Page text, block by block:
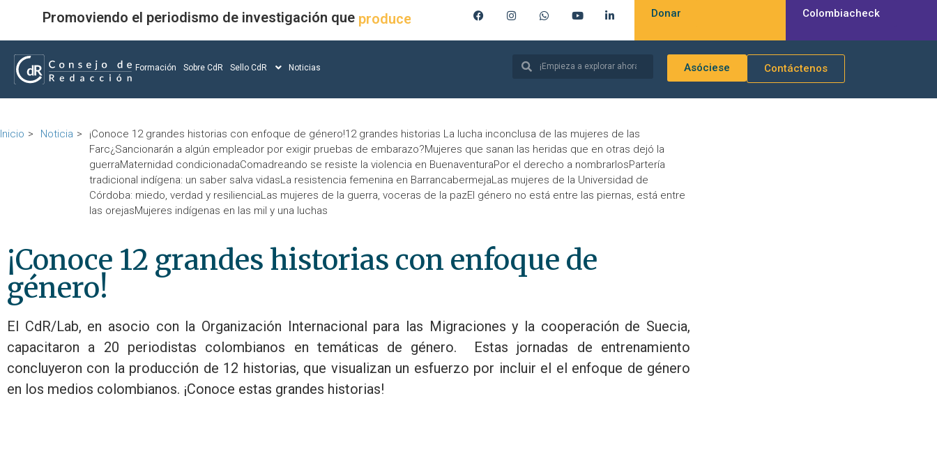
Promoviendo el periodismo de investigación que produce Donar Colombiacheck
Formación Sobre CdR Sello CdR Noticias Asóciese Contáctenos
Inicio Noticia
¡Conoce 12 grandes historias con enfoque de género!12 grandes historias La lucha inconclusa de las mujeres de las
Farc¿Sancionarán a algún empleador por exigir pruebas de embarazo?Mujeres que sanan las heridas que en otras dejó la
guerraMaternidad condicionadaComadreando se resiste la violencia en BuenaventuraPor el derecho a nombrarlosPartería
tradicional indígena: un saber salva vidasLa resistencia femenina en BarrancabermejaLas mujeres de la Universidad de
Córdoba: miedo, verdad y resilienciaLas mujeres de la guerra, voceras de la pazEl género no está entre las piernas, está entre
las orejasMujeres indígenas en las mil y una luchas
¡Conoce 12 grandes historias con enfoque de
género!
El CdR/Lab, en asocio con la Organización Internacional para las Migraciones y la cooperación de Suecia,
capacitaron a 20 periodistas colombianos en temáticas de género. Estas jornadas de entrenamiento
concluyeron con la producción de 12 historias, que visualizan un esfuerzo por incluir el el enfoque de género
en los medios colombianos. ¡Conoce estas grandes historias!